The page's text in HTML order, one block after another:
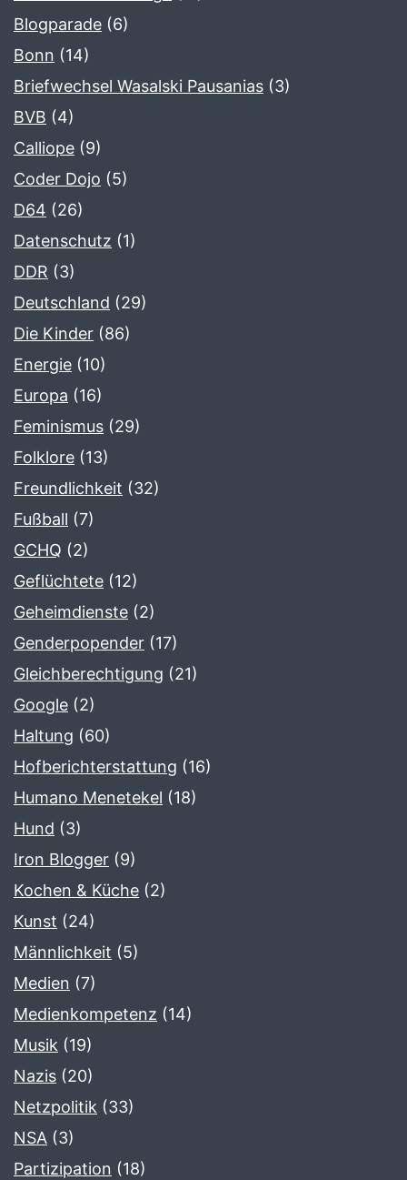
Blogparade (6)
Bonn (14)
Briefwechsel Wasalski Pausanias (3)
BVB (4)
Calliope (9)
Coder Dojo (5)
D64 (26)
Datenschutz (1)
DDR (3)
Deutschland (29)
Die Kinder (86)
Energie (10)
Europa (16)
Feminismus (29)
Folklore (13)
Freundlichkeit (32)
Fußball (7)
GCHQ (2)
Geflüchtete (12)
Geheimdienste (2)
Genderpopender (17)
Gleichberechtigung (21)
Google (2)
Haltung (60)
Hofberichterstattung (16)
Humano Menetekel (18)
Hund (3)
Iron Blogger (9)
Kochen & Küche (2)
Kunst (24)
Männlichkeit (5)
Medien (7)
Medienkompetenz (14)
Musik (19)
Nazis (20)
Netzpolitik (33)
NSA (3)
Partizipation (18)